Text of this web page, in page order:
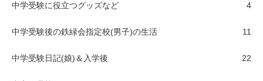
中学受験に役立つグッズなど 4
中学受験後の鉄緑会指定校(男子)の生活 11
中学受験日記(娘)＆入学後 22